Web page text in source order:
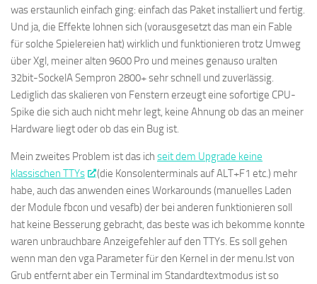
was erstaunlich einfach ging: einfach das Paket installiert und fertig.
Und ja, die Effekte lohnen sich (vorausgesetzt das man ein Fable
für solche Spielereien hat) wirklich und funktionieren trotz Umweg
über Xgl, meiner alten 9600 Pro und meines genauso uralten
32bit-SockelA Sempron 2800+ sehr schnell und zuverlässig.
Lediglich das skalieren von Fenstern erzeugt eine sofortige CPU-
Spike die sich auch nicht mehr legt, keine Ahnung ob das an meiner
Hardware liegt oder ob das ein Bug ist.
Mein zweites Problem ist das ich seit dem Upgrade keine
klassischen TTYs
(die Konsolenterminals auf ALT+F1 etc.) mehr
habe, auch das anwenden eines Workarounds (manuelles Laden
der Module fbcon und vesafb) der bei anderen funktionieren soll
hat keine Besserung gebracht, das beste was ich bekomme konnte
waren unbrauchbare Anzeigefehler auf den TTYs. Es soll gehen
wenn man den vga Parameter für den Kernel in der menu.lst von
Grub entfernt aber ein Terminal im Standardtextmodus ist so